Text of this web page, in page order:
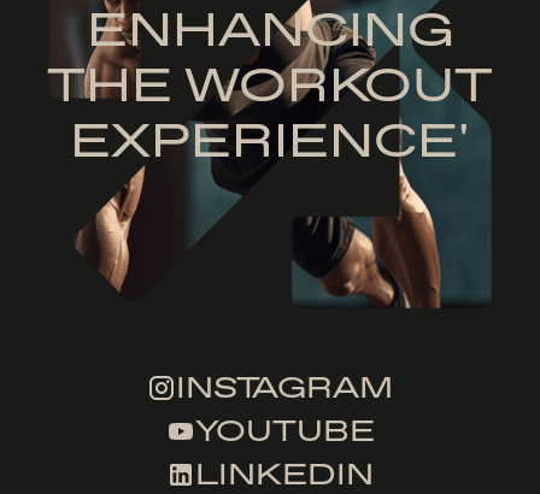
INSTAGRAM
YOUTUBE
LINKEDIN
ENHANCING
THE WORKOUT
EXPERIENCE'